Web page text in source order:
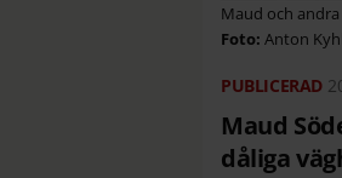
Maud och
Anton
Maud
dåliga